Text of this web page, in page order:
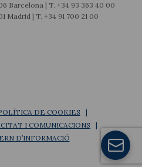
Barcelona | T. +34 93 363 40 00
Madrid | T. +34 91 700 21 00
DE COOKIES
I COMUNICACIONS
D’INFORMACIÓ